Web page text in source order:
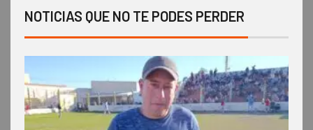
NOTICIAS QUE NO TE PODES PERDER